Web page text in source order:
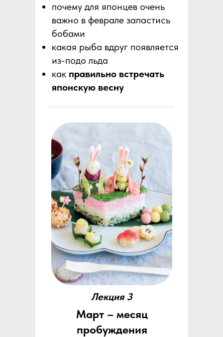
почему для японцев очень
важно в феврале запастись
бобами
какая рыба вдруг появляется
из-подо льда
как правильно встречать
японскую весну
Март – месяц
пробуждения
Лекция 3